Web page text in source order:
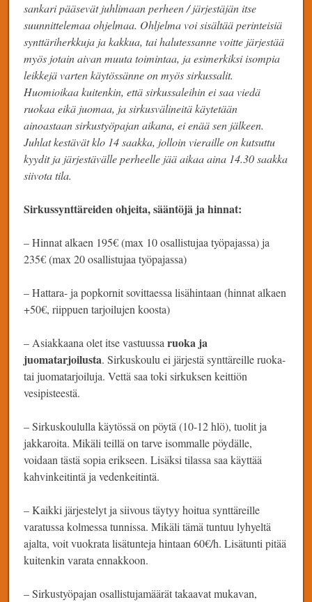
sankari pääsevät juhlimaan perheen / järjestäjän itse
suunnittelemaa ohjelmaa. Ohljelma voi sisältää perinteisiä
synttäriherkkuja ja kakkua, tai halutessanne voitte järjestää
myös jotain aivan muuta toimintaa, ja esimerkiksi isompia
leikkejä varten käytössänne on myös sirkussalit.
Huomioikaa kuitenkin, että sirkussaleihin ei saa viedä
ruokaa eikä juomaa, ja sirkusvälineitä käytetään
ainoastaan sirkustyöpajan aikana, ei enää sen jälkeen.
Juhlat kestävät klo 14 saakka, jolloin vieraille on kutsuttu
kyydit ja järjestävälle perheelle jää aikaa aina 14.30 saakka
siivota tila.
Sirkussynttäreiden ohjeita, sääntöjä ja hinnat:
– Hinnat alkaen 195€ (max 10 osallistujaa työpajassa) ja
235€ (max 20 osallistujaa työpajassa)
– Hattara- ja popkornit sovittaessa lisähintaan (hinnat alkaen
+50€, riippuen tarjoilujen koosta)
– Asiakkaana olet itse vastuussaruoka ja
juomatarjoilusta. Sirkuskoulu ei järjestä synttäreille ruoka-
tai juomatarjoiluja. Vettä saa toki sirkuksen keittiön
vesipisteestä.
– Sirkuskoululla käytössä on pöytä (10-12 hlö), tuolit ja
jakkaroita. Mikäli teillä on tarve isommalle pöydälle,
voidaan tästä sopia erikseen. Lisäksi tilassa saa käyttää
kahvinkeitintä ja vedenkeitintä.
– Kaikki järjestelyt ja siivous täytyy hoitua synttäreille
varatussa kolmessa tunnissa. Mikäli tämä tuntuu lyhyeltä
ajalta, voit vuokrata lisätunteja hintaan 60€/h. Lisätunti pitää
kuitenkin varata ennakkoon.
– Sirkustyöpajan osallistujamäärät takaavat mukavan,